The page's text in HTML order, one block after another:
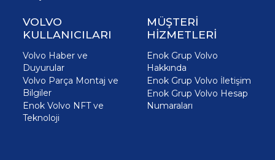
VOLVO
KULLANICILARI
Volvo Haber ve
Duyurular
Volvo Parça Montaj ve
Bilgiler
Enok Volvo NFT ve
Teknoloji
MÜŞTERİ
HİZMETLERİ
Enok Grup Volvo
Hakkında
Enok Grup Volvo İletişim
Enok Grup Volvo Hesap
Numaraları